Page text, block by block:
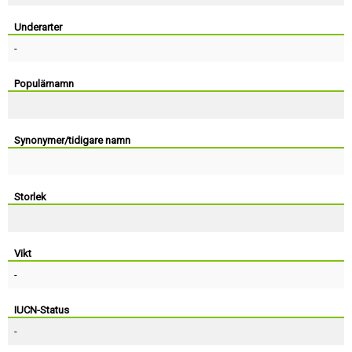
Underarter
-
Populärnamn
Synonymer/tidigare namn
Storlek
Vikt
-
IUCN-Status
-